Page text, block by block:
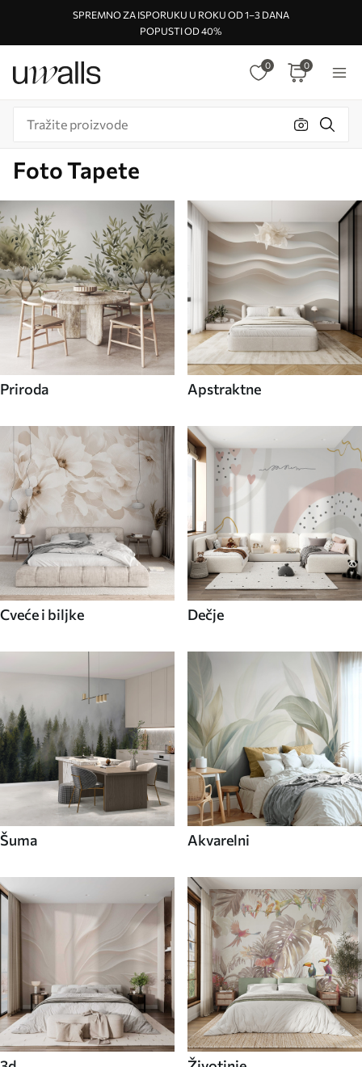
SPREMNO ZA ISPORUKU U ROKU OD 1–3 DANA
POPUSTI OD 40%
0 0
Foto Tapete
Priroda Apstraktne
Cveće i biljke Dečje
Šuma Akvarelni